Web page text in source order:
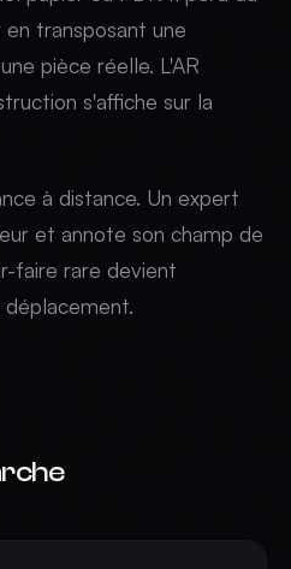
transposant une
pièce réelle. L'AR
s'affiche sur la
à distance. Un expert
et annote son champ de
faire rare devient